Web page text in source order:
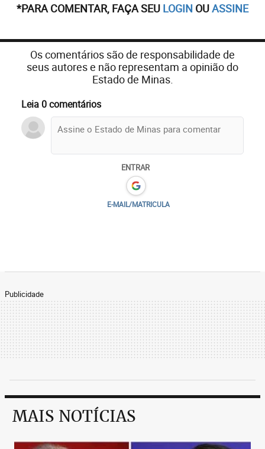
*PARA COMENTAR, FAÇA SEU LOGIN OUASSINE
Os comentários são de responsabilidade de
seus autores e não representam a opinião do
Estado de Minas.
Leia 0 comentários
ENTRAR
E-MAIL/MATRICULA
Publicidade
MAIS NOTÍCIAS